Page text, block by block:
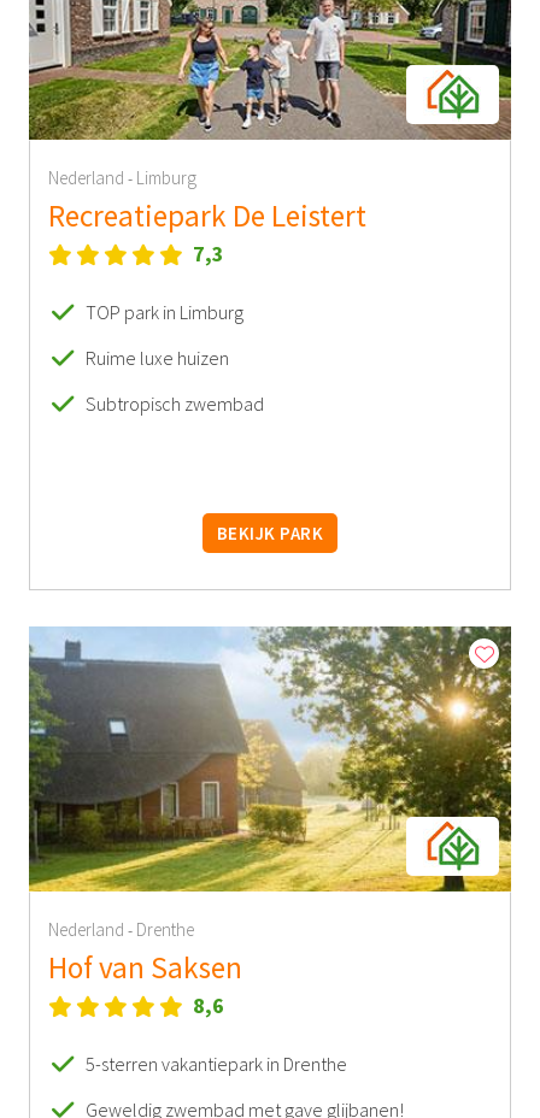
Nederland - Limburg
Recreatiepark De Leistert
7,3
TOP park in Limburg
Ruime luxe huizen
Subtropisch zwembad
BEKIJK PARK
Nederland - Drenthe
Hof van Saksen
8,6
5-sterren vakantiepark in Drenthe
Geweldig zwembad met gave glijbanen!